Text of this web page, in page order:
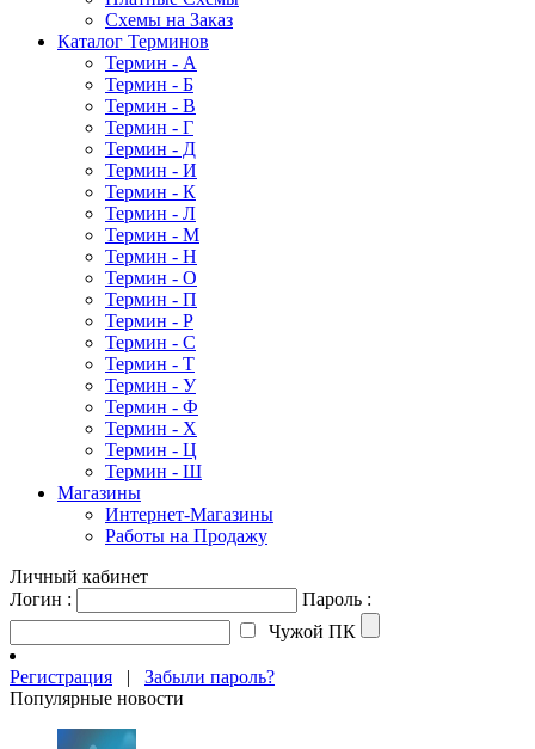
Схемы на Заказ
Каталог Терминов
Термин - А
Термин - Б
Термин - В
Термин - Г
Термин - Д
Термин - И
Термин - К
Термин - Л
Термин - М
Термин - Н
Термин - О
Термин - П
Термин - Р
Термин - С
Термин - Т
Термин - У
Термин - Ф
Термин - Х
Термин - Ц
Термин - Ш
Магазины
Интернет-Магазины
Работы на Продажу
Личный кабинет
Логин :
Пароль :
Чужой ПК
Регистрация | Забыли пароль?
Популярные новости